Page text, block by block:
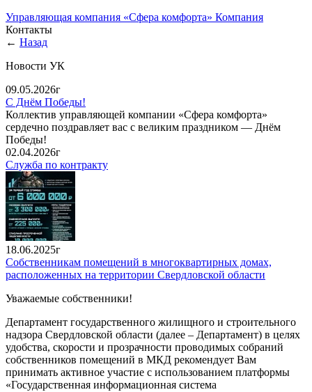
Управляющая компания «Сфера комфорта» Компания
Контакты
← Назад
Новости УК
09.05.2026г
С Днём Победы!
Коллектив управляющей компании «Сфера комфорта»
сердечно поздравляет вас с великим праздником — Днём
Победы!
02.04.2026г
Служба по контракту
18.06.2025г
Собственникам помещений в многоквартирных домах,
расположенных на территории Свердловской области
Уважаемые собственники!
Департамент государственного жилищного и строительного
надзора Свердловской области (далее – Департамент) в целях
удобства, скорости и прозрачности проводимых собраний
собственников помещений в МКД рекомендует Вам
принимать активное участие с использованием платформы
«Государственная информационная система